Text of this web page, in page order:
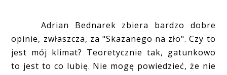
Adrian Bednarek zbiera bardzo dobre
opinie, zwłaszcza, za "Skazanego na zło". Czy to
jest mój klimat? Teoretycznie tak, gatunkowo
to jest to co lubię. Nie mogę powiedzieć, że nie